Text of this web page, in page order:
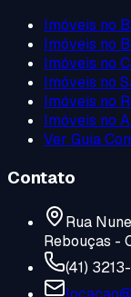
Imóveis no
Imóveis no
Imóveis no
Imóveis no
Imóveis no
Imóveis no
Ver Guia
Contato
Rua
Rebouças -
(41)